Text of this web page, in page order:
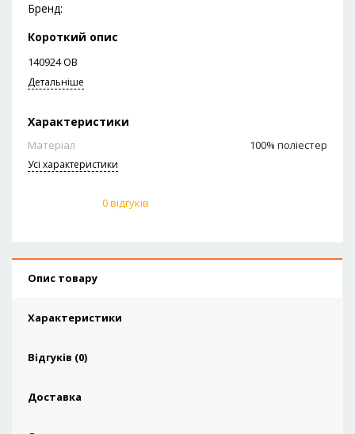
Бренд:
Короткий опис
140924 ОВ
Детальніше
Характеристики
Матеріал 100% поліестер
Усi характеристики
0 відгуків
Опис товару
Характеристики
Відгуків (0)
Доставка